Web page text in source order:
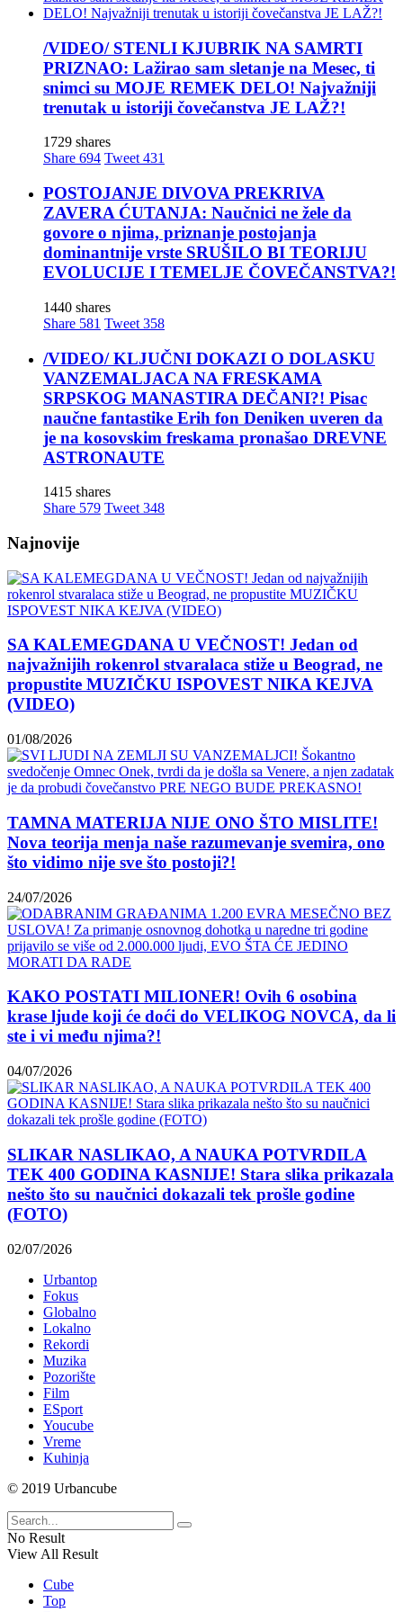
NEOČEKIVANA
Devojka
drugog
sveta!
Muzika
VRANE
KAMENE
BALKANSKE
Muzika
SLUŠAJ
VAMO!
Đorđe
Zajeban
kurvin
sin!
Lokalno
KAL!
ROMALE
CAVALE
I
OSTALI
Muzika
Black
for
all
us?!
Muzika
IRON!
The
Number
The
Beast!
Muzika
OPASNE
LJUBIČICE!
JEDVA
ČEKAM
LJUDI
/VIDEO/ STENLI KJUBRIK NA SAMRTI
PRIZNAO: Lažirao sam sletanje na Mesec, ti
snimci su MOJE REMEK DELO! Najvažniji
trenutak u istoriji čovečanstva JE LAŽ?!
1729 shares
Share 694 Tweet 431
POSTOJANJE DIVOVA PREKRIVA
ZAVERA ĆUTANJA: Naučnici ne žele da
govore o njima, priznanje postojanja
dominantnije vrste SRUŠILO BI TEORIJU
EVOLUCIJE I TEMELJE ČOVEČANSTVA?!
1440 shares
Share 581 Tweet 358
/VIDEO/ KLJUČNI DOKAZI O DOLASKU
VANZEMALJACA NA FRESKAMA
SRPSKOG MANASTIRA DEČANI?! Pisac
naučne fantastike Erih fon Deniken uveren da
je na kosovskim freskama pronašao DREVNE
ASTRONAUTE
1415 shares
Share 579 Tweet 348
Najnovije
SA KALEMEGDANA U VEČNOST! Jedan od
najvažnijih rokenrol stvaralaca stiže u Beograd, ne
propustite MUZIČKU ISPOVEST NIKA KEJVA
(VIDEO)
01/08/2026
TAMNA MATERIJA NIJE ONO ŠTO MISLITE!
Nova teorija menja naše razumevanje svemira, ono
što vidimo nije sve što postoji?!
24/07/2026
KAKO POSTATI MILIONER! Ovih 6 osobina
krase ljude koji će doći do VELIKOG NOVCA, da li
ste i vi među njima?!
04/07/2026
SLIKAR NASLIKAO, A NAUKA POTVRDILA
TEK 400 GODINA KASNIJE! Stara slika prikazala
nešto što su naučnici dokazali tek prošle godine
(FOTO)
02/07/2026
Urbantop
Fokus
Globalno
Lokalno
Rekordi
Muzika
Pozorište
Film
ESport
Youcube
Vreme
Kuhinja
© 2019 Urbancube
No Result
View All Result
Cube
Top